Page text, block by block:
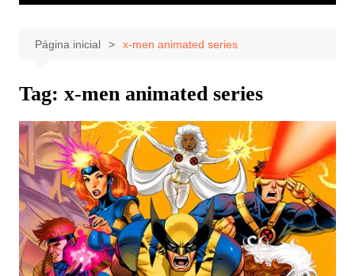
Página inicial x-men animated series
Tag: x-men animated series